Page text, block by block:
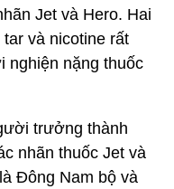
Jet và Hero. Hai
và nicotine rất
nghiện nặng thuốc
trưởng thành
nhãn thuốc Jet và
Đông Nam bộ và